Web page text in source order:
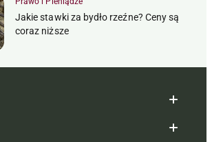
Jakie stawki za bydło rzeźne? Ceny są
coraz niższe